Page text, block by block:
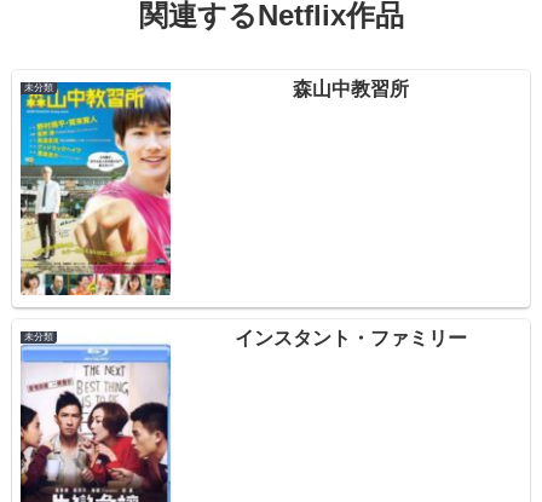
関連するNetflix作品
未分類 森山中教習所
未分類 インスタント・ファミリー